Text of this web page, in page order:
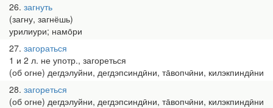
26 загнуть
(загну, загнёшь)
урилиури; намо̄ри
27 загораться
1 и 2 л. не употр., загореться
(об огне) дегдэлуйни, дегдэпсиндӣни, та̄вопчӣни, килэкпиндӣни
28 загореться
(об огне) дегдэлуйни, дегдэпсиндӣни, та̄вопчӣни, килэкпиндӣни